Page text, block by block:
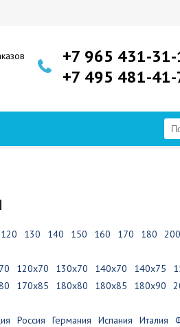
+7 965 431-
+7 495 481-
120 130 140 150 160 170 180 200
120х70 130х70 140х70 140х75
170х85 180х80 180х85 180х90
Россия Германия Испания Италия